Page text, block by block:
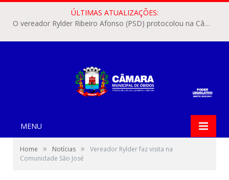
ÚLTIMAS ATUALIZAÇÕES:
O vereador Rylder Ribeiro Afonso (PSD) protocolou na Câmara Municipal de Óbidos o Requerimento nº 346/2026.
MENU
Home » Notícias »
Vereador Rylder faz visita na
Comunidade São José